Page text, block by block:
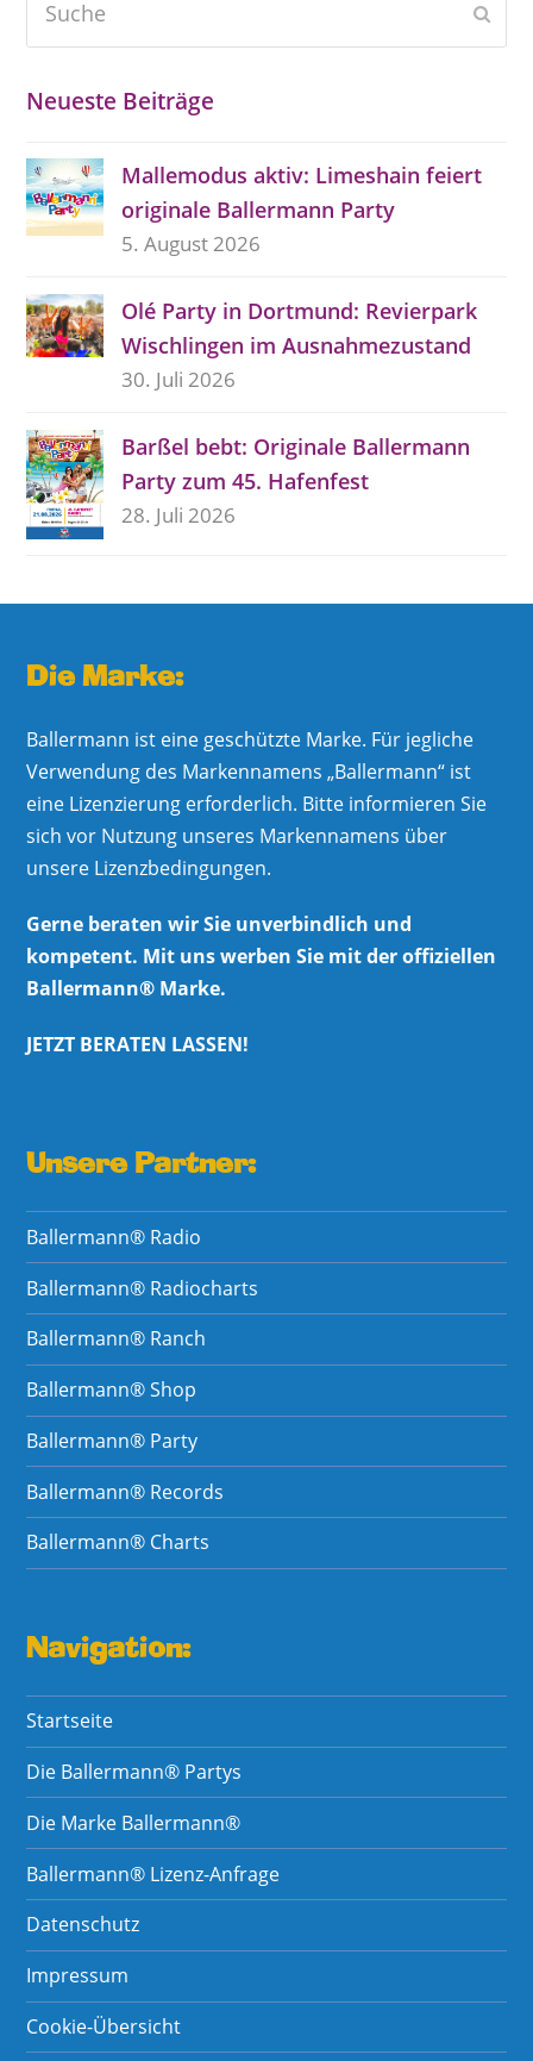
Neueste Beiträge
Mallemodus aktiv: Limeshain feiert
originale Ballermann Party
5. August 2026
Olé Party in Dortmund: Revierpark
Wischlingen im Ausnahmezustand
30. Juli 2026
Barßel bebt: Originale Ballermann
Party zum 45. Hafenfest
28. Juli 2026
Die Marke:
Ballermann ist eine geschützte Marke. Für jegliche
Verwendung des Markennamens „Ballermann“ ist
eine Lizenzierung erforderlich. Bitte informieren Sie
sich vor Nutzung unseres Markennamens über
unsere Lizenzbedingungen.
Gerne beraten wir Sie unverbindlich und
kompetent. Mit uns werben Sie mit der offiziellen
Ballermann® Marke.
JETZT BERATEN LASSEN!
Unsere Partner:
Ballermann® Radio
Ballermann® Radiocharts
Ballermann® Ranch
Ballermann® Shop
Ballermann® Party
Ballermann® Records
Ballermann® Charts
Navigation:
Startseite
Die Ballermann® Partys
Die Marke Ballermann®
Ballermann® Lizenz-Anfrage
Datenschutz
Impressum
Cookie-Übersicht